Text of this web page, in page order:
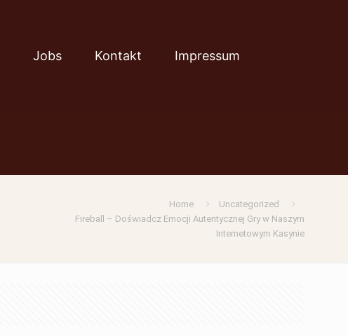
Jobs Kontakt Impressum
Home
Uncategorized
Fireball – Doświadcz Emocji Autentycznej Gry w Naszym
Internetowym Kasynie